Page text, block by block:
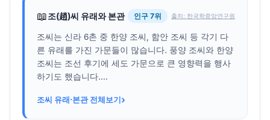
📖조(趙)씨 유래와 본관 인구 7위 출처: 한국학중앙연구원
조씨는 신라 6촌 중 한양 조씨, 함안 조씨 등 각기 다
른 유래를 가진 가문들이 많습니다. 풍양 조씨와 한양
조씨는 조선 후기에 세도 가문으로 큰 영향력을 행사
하기도 했습니다....
조씨 유래·본관 전체보기›